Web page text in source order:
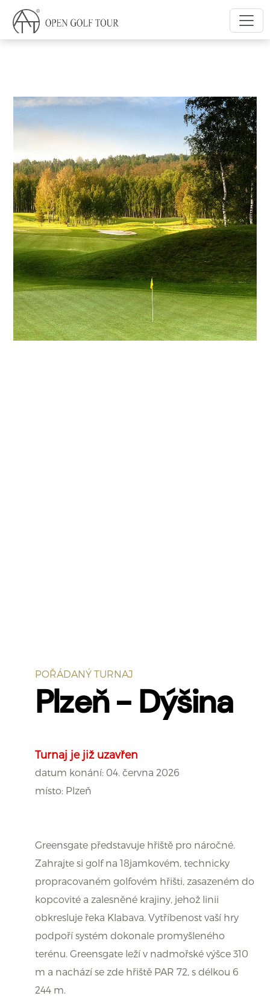
POŘÁDANÝ TURNAJ
Plzeň - Dýšina
Turnaj je již uzavřen
datum konání: 04. června 2026
místo: Plzeň
Greensgate představuje hřiště pro náročné.
Zahrajte si golf na 18jamkovém, technicky
propracovaném golfovém hřišti, zasazeném do
kopcovité a zalesněné krajiny, jehož linii
obkresluje řeka Klabava. Vytříbenost vaší hry
podpoří systém dokonale promyšleného
terénu. Greensgate leží v nadmořské výšce 310
m a nachází se zde hřiště PAR 72, s délkou 6
244 m.